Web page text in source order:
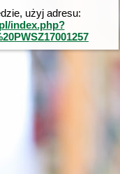
użyj adresu:
index.php?